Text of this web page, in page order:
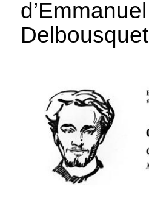
d’Emmanuel
Delbousquet